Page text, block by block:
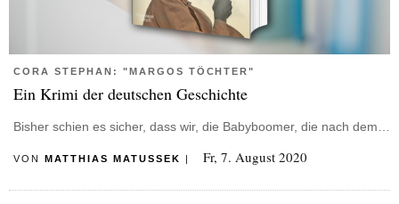
CORA STEPHAN: "MARGOS TÖCHTER"
Ein Krimi der deutschen Geschichte
Bisher schien es sicher, dass wir, die Babyboomer, die nach dem…
VON MATTHIAS MATUSSEK | Fr, 7. August 2020